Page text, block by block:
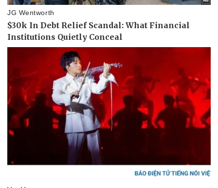
Doanh nghiệp
Thông tin doanh nghiệp
Doanh nghiệp 24h
Doanh nhân
Vì cộng đồng
Công nghệ
Tin Công nghệ
Trải nghiệm
Chuyển đổi số